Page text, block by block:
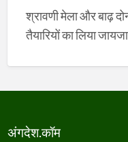
श्रावणी मेला और बाढ़
तैयारियों का लिया जायजा
अंगदेश.कॉम